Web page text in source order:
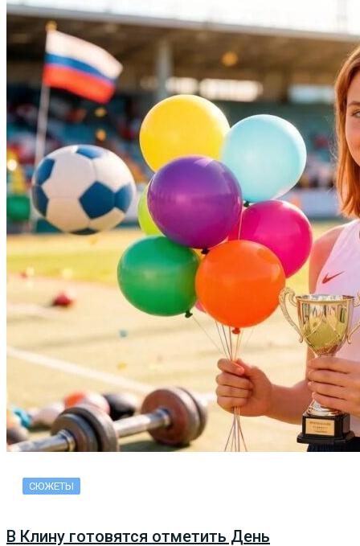
СЮЖЕТЫ
В Клину готовятся отметить День